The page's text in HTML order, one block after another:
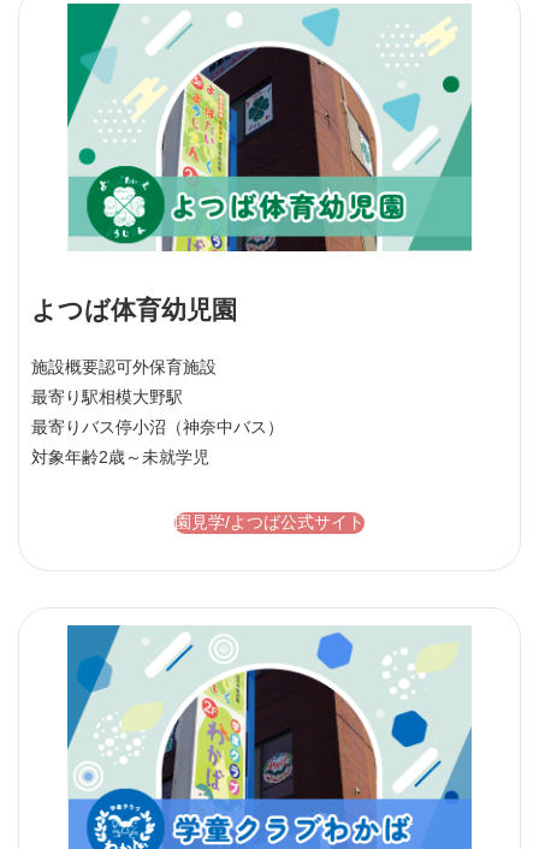
よつば体育幼児園
施設概要認可外保育施設
最寄り駅相模大野駅
最寄りバス停小沼（神奈中バス）
対象年齢2歳～未就学児
園見学/よつば公式サイト